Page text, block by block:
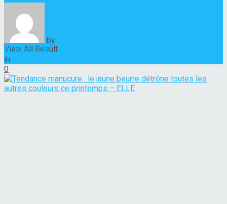
No Result
View All Result
by
27 avril 2025
in
0